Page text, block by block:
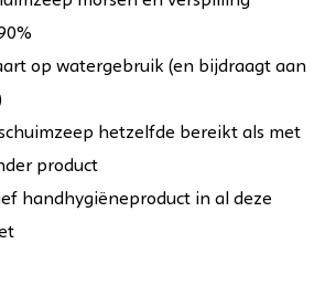
op watergebruik (en bijdraagt aan
hetzelfde bereikt als met
product
handhygiëneproduct in al deze